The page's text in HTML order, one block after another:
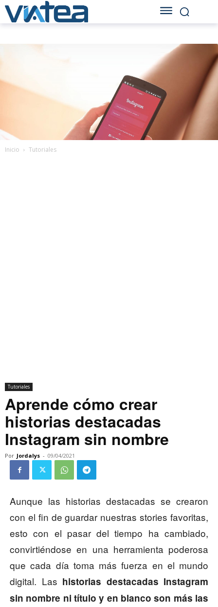
Inicio Tutoriales
Tutoriales
Aprende cómo crear
historias destacadas
Instagram sin nombre
Por Jordalys - 09/04/2021
Aunque las historias destacadas se crearon
con el fin de guardar nuestras stories favoritas,
esto con el pasar del tiempo ha cambiado,
convirtiéndose en una herramienta poderosa
que cada día toma más fuerza en el mundo
digital. Las historias destacadas Instagram
sin nombre ni título y en blanco son más las